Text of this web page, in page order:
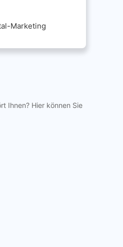
Marketing
Ihnen? Hier können Sie